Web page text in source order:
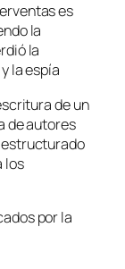
es
la
la
la espía
de un
de autores
los
por la